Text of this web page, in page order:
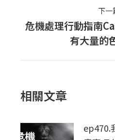
下一
危機處理行動指南
有大量的
相關文章
ep470.